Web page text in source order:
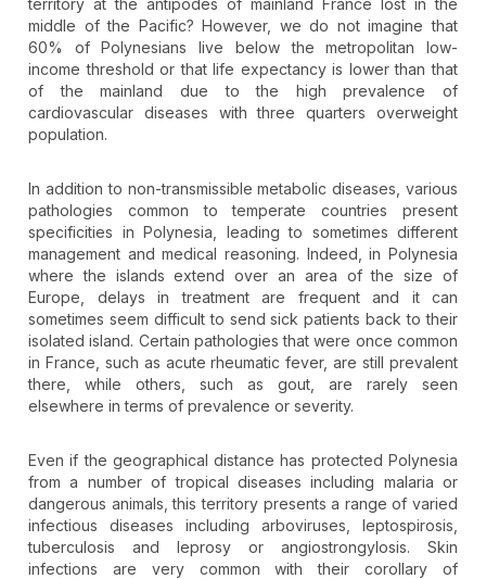
territory at the antipodes of mainland France lost in the
middle of the Pacific? However, we do not imagine that
60% of Polynesians live below the metropolitan low-
income threshold or that life expectancy is lower than that
of the mainland due to the high prevalence of
cardiovascular diseases with three quarters overweight
population.
In addition to non-transmissible metabolic diseases, various
pathologies common to temperate countries present
specificities in Polynesia, leading to sometimes different
management and medical reasoning. Indeed, in Polynesia
where the islands extend over an area of the size of
Europe, delays in treatment are frequent and it can
sometimes seem difficult to send sick patients back to their
isolated island. Certain pathologies that were once common
in France, such as acute rheumatic fever, are still prevalent
there, while others, such as gout, are rarely seen
elsewhere in terms of prevalence or severity.
Even if the geographical distance has protected Polynesia
from a number of tropical diseases including malaria or
dangerous animals, this territory presents a range of varied
infectious diseases including arboviruses, leptospirosis,
tuberculosis and leprosy or angiostrongylosis. Skin
infections are very common with their corollary of